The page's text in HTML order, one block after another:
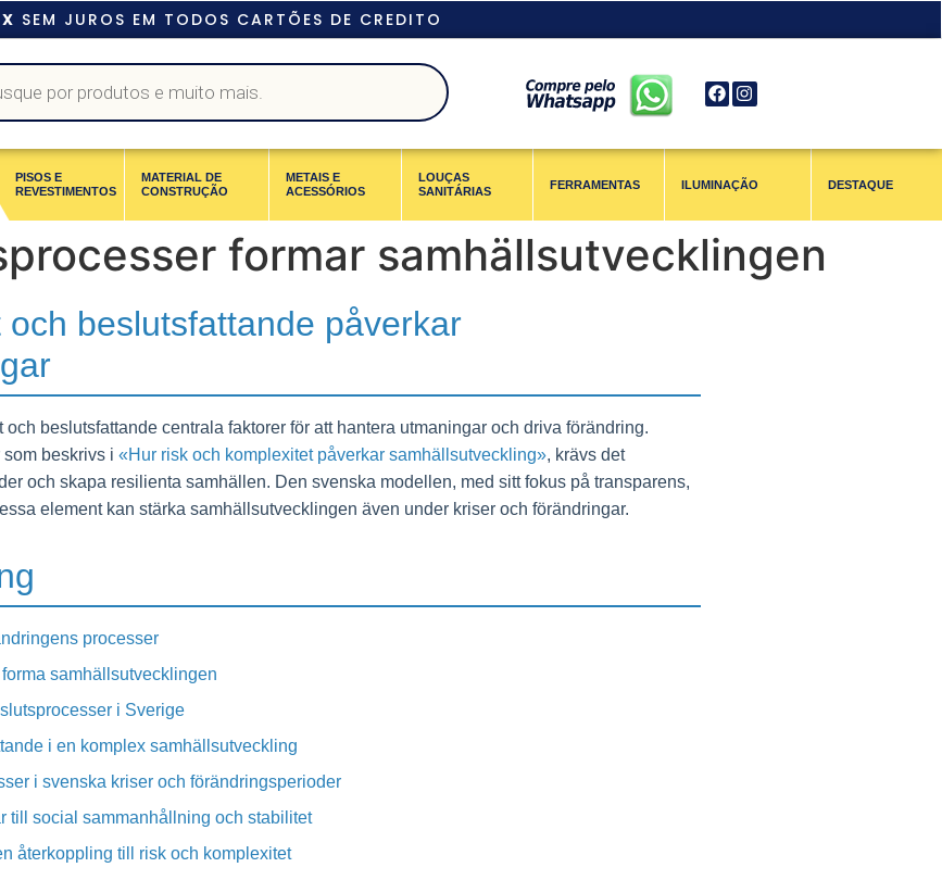
SEM JUROS EM TODOS CARTÕES DE CREDITO
PISOS E
REVESTIMENTOS
MATERIAL DE
CONSTRUÇÃO
METAIS E
ACESSÓRIOS
LOUÇAS
SANITÁRIAS
FERRAMENTAS ILUMINAÇÃO DESTAQUE
formar samhällsutvecklingen
beslutsfattande påverkar
och beslutsfattande centrala faktorer för att hantera utmaningar och driva förändring.
beskrivs i «Hur risk och komplexitet påverkar samhällsutveckling», krävs det
och skapa resilienta samhällen. Den svenska modellen, med sitt fokus på transparens,
element kan stärka samhällsutvecklingen även under kriser och förändringar.
processer
samhällsutvecklingen
i Sverige
i en komplex samhällsutveckling
i svenska kriser och förändringsperioder
till social sammanhållning och stabilitet
återkoppling till risk och komplexitet